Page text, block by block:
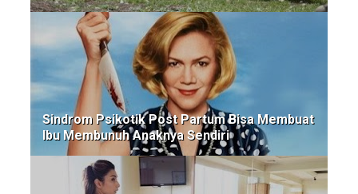
Sindrom Psikotik Post Partum Bisa Membuat
Ibu Membunuh Anaknya Sendiri